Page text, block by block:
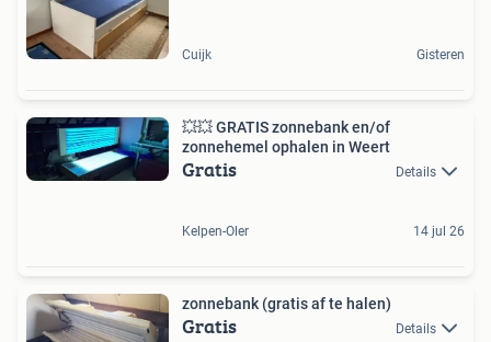
Cuijk Gisteren
💥💥 GRATIS zonnebank en/of
zonnehemel ophalen in Weert
Gratis Details
Kelpen-Oler 14 jul 26
zonnebank (gratis af te halen)
Gratis Details